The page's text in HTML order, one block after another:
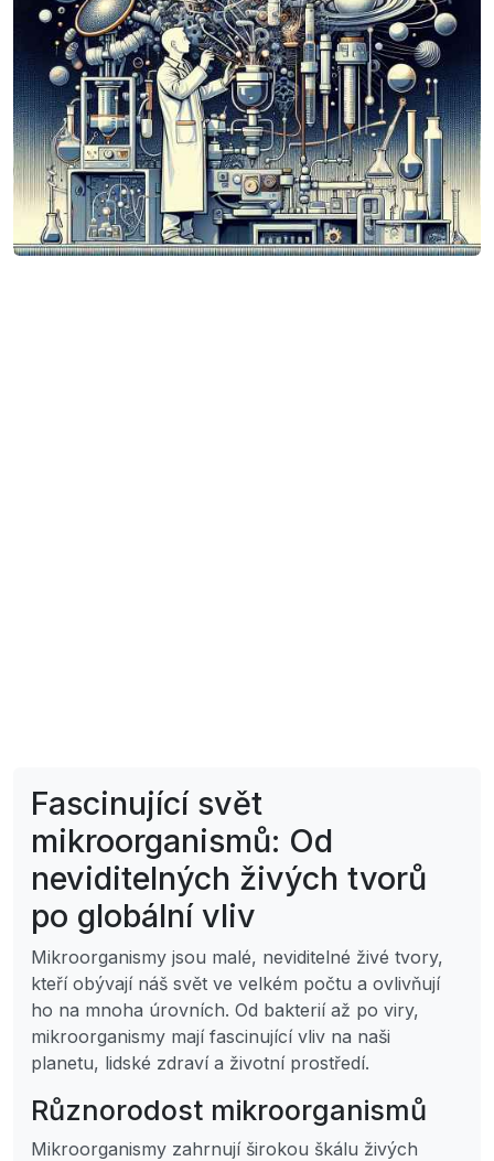
Fascinující svět
mikroorganismů: Od
neviditelných živých tvorů
po globální vliv
Mikroorganismy jsou malé, neviditelné živé tvory,
kteří obývají náš svět ve velkém počtu a ovlivňují
ho na mnoha úrovních. Od bakterií až po viry,
mikroorganismy mají fascinující vliv na naši
planetu, lidské zdraví a životní prostředí.
Různorodost mikroorganismů
Mikroorganismy zahrnují širokou škálu živých